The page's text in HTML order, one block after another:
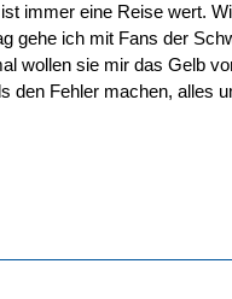
immer eine Reise wert.
gehe ich mit Fans der
wollen sie mir das Gelb
den Fehler machen, alles